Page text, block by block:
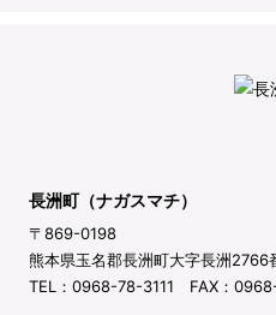
長洲町（ナガスマチ）
〒869-0198
熊本県玉名郡長洲町大字長洲2766
TEL：0968-78-3111 FAX：